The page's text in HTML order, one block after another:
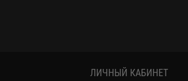
ЛИЧНЫЙ КАБИНЕТ